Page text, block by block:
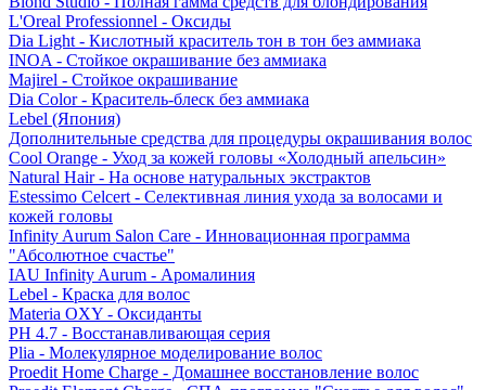
L'Oreal Professionnel - Оксиды
Dia Light - Кислотный краситель тон в тон без аммиака
INOA - Стойкое окрашивание без аммиака
Majirel - Стойкое окрашивание
Dia Color - Краситель-блеск без аммиака
Lebel (Япония)
Дополнительные средства для процедуры окрашивания волос
Cool Orange - Уход за кожей головы «Холодный апельсин»
Natural Hair - На основе натуральных экстрактов
Estessimo Celcert - Селективная линия ухода за волосами и
кожей головы
Infinity Aurum Salon Care - Инновационная программа
"Абсолютное счастье"
IAU Infinity Aurum - Аромалиния
Lebel - Краска для волос
Materia OXY - Оксиданты
PH 4.7 - Восстанавливающая серия
Plia - Молекулярное моделирование волос
Proedit Home Charge - Домашнее восстановление волос